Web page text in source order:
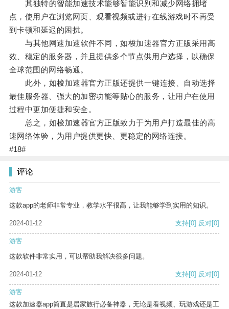
其独特的智能加速技术能够智能识别和减少网络拥堵
点，使用户在浏览网页、观看视频或进行在线游戏时不再受
到卡顿和延迟的困扰。
与其他网速加速软件不同，如梭加速器官方正版采用高
效、稳定的服务器，并且提供多个节点供用户选择，以确保
全球范围的网络畅通。
此外，如梭加速器官方正版还提供一键连接、自动选择
最佳服务器、强大的加密功能等贴心的服务，让用户在使用
过程中更加便捷和安全。
总之，如梭加速器官方正版致力于为用户打造最佳的高
速网络体验，为用户提供更快、更稳定的网络连接。
#18#
评论
游客
这款app的老师非常专业，教学水平很高，让我能够学到实用的知识。
2024-01-12 支持[0] 反对[0]
游客
这款软件非常实用，可以帮助我解决很多问题。
2024-01-12 支持[0] 反对[0]
游客
这款加速器app简直是居家旅行必备神器，无论是看视频、玩游戏还是工